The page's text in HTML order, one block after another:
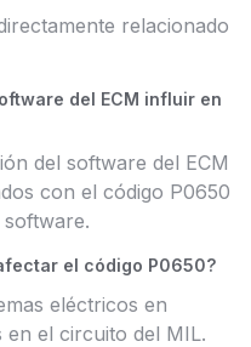
relacionado
del ECM influir en
del software del ECM
con el código P0650
el código P0650?
eléctricos en
el circuito del MIL.